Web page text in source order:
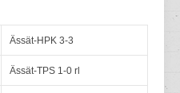
Ässät-HPK 3-3
Ässät-TPS 1-0 rl